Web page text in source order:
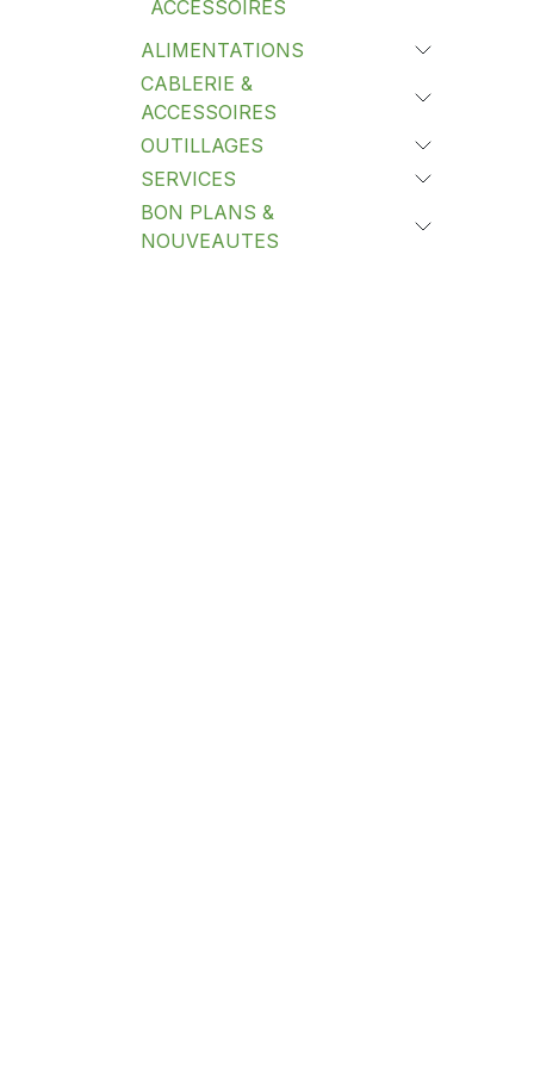
ACCESSOIRES
ALIMENTATIONS
CABLERIE &
ACCESSOIRES
OUTILLAGES
SERVICES
BON PLANS &
NOUVEAUTES